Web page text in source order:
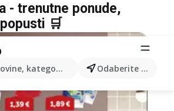
kategorije, proizvode... Odaberite grad
- trenutne ponude,
🛒